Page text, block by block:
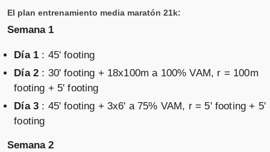
El plan entrenamiento media maratón 21k:
Semana 1
Día 1 : 45' footing
Día 2 : 30' footing + 18x100m a 100% VAM, r = 100m
footing + 5' footing
Día 3 : 45' footing + 3x6' a 75% VAM, r = 5' footing + 5'
footing
Semana 2